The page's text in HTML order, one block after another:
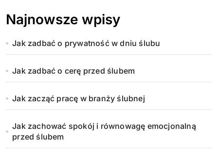
Najnowsze wpisy
Jak zadbać o prywatność w dniu ślubu
Jak zadbać o cerę przed ślubem
Jak zacząć pracę w branży ślubnej
Jak zachować spokój i równowagę emocjonalną
przed ślubem